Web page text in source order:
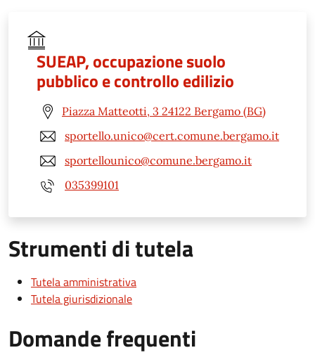
SUEAP, occupazione suolo
pubblico e controllo edilizio
Piazza Matteotti, 3 24122 Bergamo (BG)
sportello.unico@cert.comune.bergamo.it
sportellounico@comune.bergamo.it
035399101
Strumenti di tutela
Tutela amministrativa
Tutela giurisdizionale
Domande frequenti